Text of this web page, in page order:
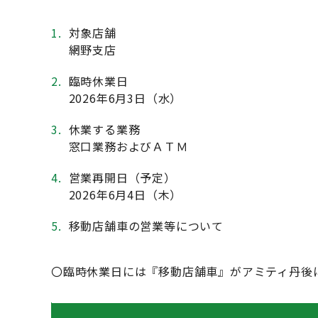
1. 対象店舗
網野支店
2. 臨時休業日
2026年6月3日（水）
3. 休業する業務
窓口業務およびＡＴＭ
4. 営業再開日（予定）
2026年6月4日（木）
5. 移動店舗車の営業等について
〇臨時休業日には『移動店舗車』がアミティ丹後